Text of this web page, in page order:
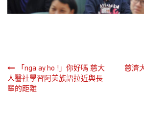
文
章
「nga ay ho !」你好嗎 慈大
人醫社學習阿美族語拉近與長
輩的距離
慈濟